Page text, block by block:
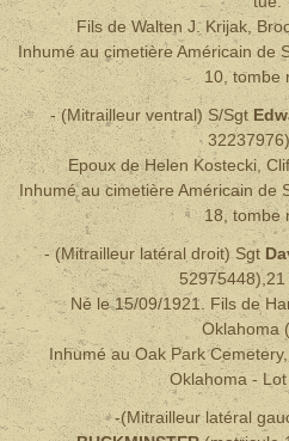
Fils de Walten J. Krijak,
Inhumé au cimetière Américain de
10, tombe
- (Mitrailleur ventral) S/Sgt
32237976)
Epoux de Helen Kostecki,
Inhumé au cimetière Américain de
18, tombe
- (Mitrailleur latéral droit) Sgt
52975448),21
Né le 15/09/1921. Fils de
Oklahoma
Inhumé au Oak Park
Oklahoma - Lot
-(Mitrailleur latéral